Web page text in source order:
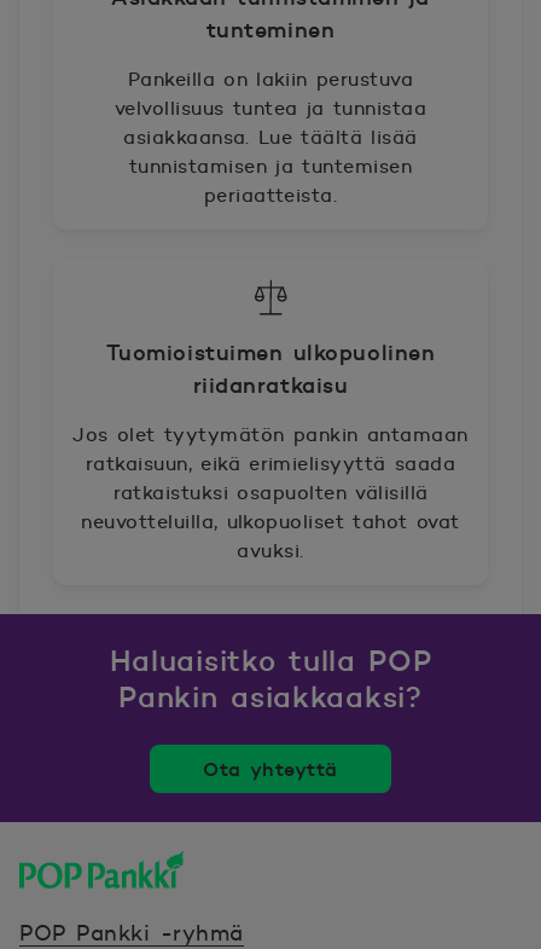
tunteminen
Pankeilla on lakiin perustuva
velvollisuus tuntea ja tunnistaa
asiakkaansa. Lue täältä lisää
tunnistamisen ja tuntemisen
periaatteista.
Tuomioistuimen ulkopuolinen
riidanratkaisu
Jos olet tyytymätön pankin antamaan
ratkaisuun, eikä erimielisyyttä saada
ratkaistuksi osapuolten välisillä
neuvotteluilla, ulkopuoliset tahot ovat
avuksi.
Haluaisitko tulla POP
Pankin asiakkaaksi?
Ota yhteyttä
POP Pankki -ryhmä